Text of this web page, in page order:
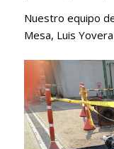
Nuestro equipo
Mesa, Luis